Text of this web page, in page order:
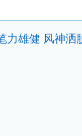
雄健 风神洒